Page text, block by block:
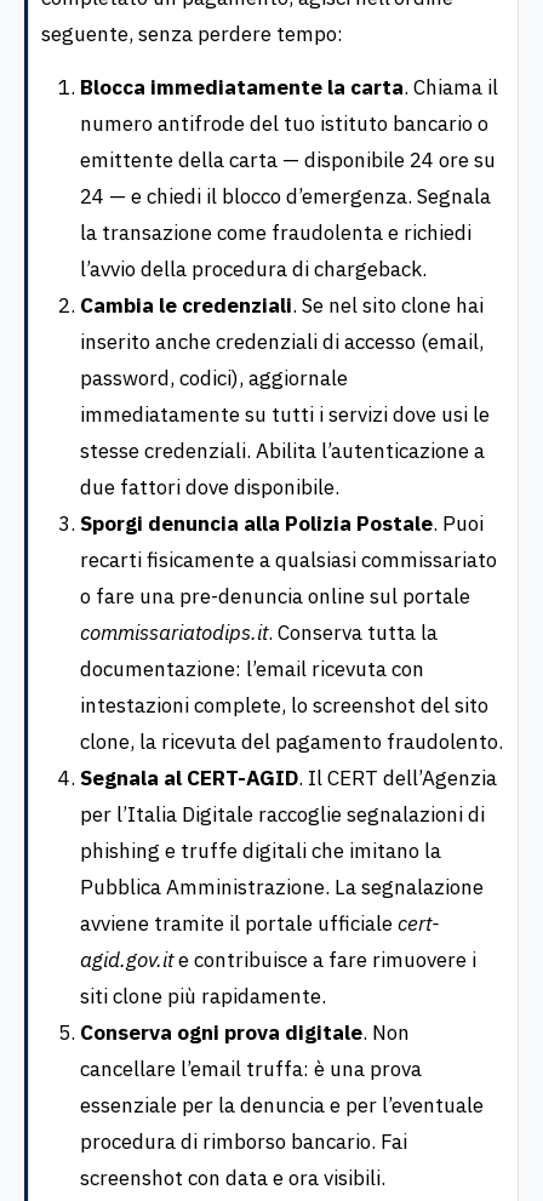
seguente, senza perdere tempo:
Blocca immediatamente la carta. Chiama il
numero antifrode del tuo istituto bancario o
emittente della carta — disponibile 24 ore su
24 — e chiedi il blocco d’emergenza. Segnala
la transazione come fraudolenta e richiedi
l’avvio della procedura di chargeback.
Cambia le credenziali. Se nel sito clone hai
inserito anche credenziali di accesso (email,
password, codici), aggiornale
immediatamente su tutti i servizi dove usi le
stesse credenziali. Abilita l’autenticazione a
due fattori dove disponibile.
Sporgi denuncia alla Polizia Postale. Puoi
recarti fisicamente a qualsiasi commissariato
o fare una pre-denuncia online sul portale
commissariatodips.it. Conserva tutta la
documentazione: l’email ricevuta con
intestazioni complete, lo screenshot del sito
clone, la ricevuta del pagamento fraudolento.
Segnala al CERT-AGID. Il CERT dell’Agenzia
per l’Italia Digitale raccoglie segnalazioni di
phishing e truffe digitali che imitano la
Pubblica Amministrazione. La segnalazione
avviene tramite il portale ufficialecert-
agid.gov.ite contribuisce a fare rimuovere i
siti clone più rapidamente.
Conserva ogni prova digitale. Non
cancellare l’email truffa: è una prova
essenziale per la denuncia e per l’eventuale
procedura di rimborso bancario. Fai
screenshot con data e ora visibili.